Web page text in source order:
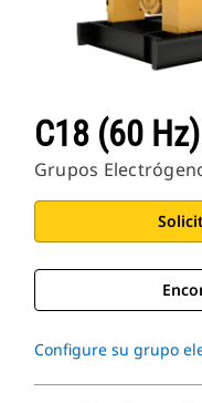
C18 (60
Grupos
Configure su grupo